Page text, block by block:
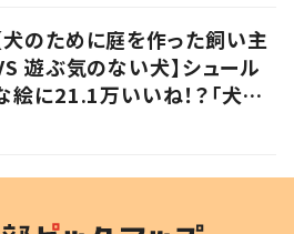
犬のために庭を作った飼い主
遊ぶ気のない犬】シュール
絵に21.1万いいね！？「犬の